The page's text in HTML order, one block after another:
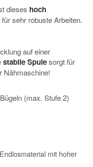
dieses hoch
sehr robuste Arbeiten.
auf einer
stabile Spulesorgt für
Nähmaschine!
(max. Stufe 2)
mit hoher